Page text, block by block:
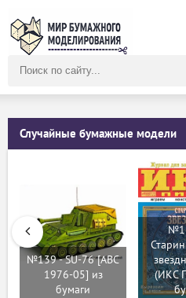
сайту
Случайные бумажные модели
№139 - SU-76 [ABC
1976-05] из
бумаги
(ИКС